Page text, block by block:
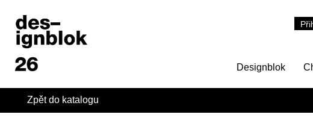
Designblok
Zpět do katalogu